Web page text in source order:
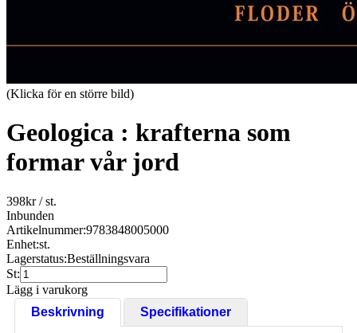
(Klicka för en större bild)
Geologica : krafterna som
formar vår jord
398kr/ st.
Inbunden
Artikelnummer:9783848005000
Enhet:st.
Lagerstatus:Beställningsvara
St:
Lägg i varukorg
Beskrivning
Specifikationer